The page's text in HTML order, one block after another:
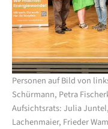
Personen auf Bild von
Schürmann, Petra
Aufsichtsrats: Julia
Lachenmaier, Frieder